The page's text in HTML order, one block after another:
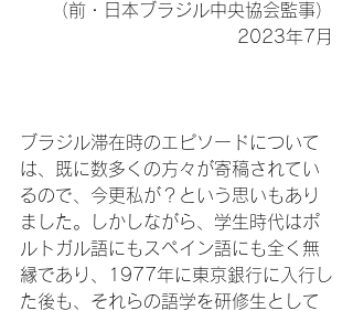
（前・日本ブラジル中央協会監事）
2023年7月
ブラジル滞在時のエピソードについて
は、既に数多くの方々が寄稿されてい
るので、今更私が？という思いもあり
ました。しかしながら、学生時代はポ
ルトガル語にもスペイン語にも全く無
縁であり、1977年に東京銀行に入行し
た後も、それらの語学を研修生として